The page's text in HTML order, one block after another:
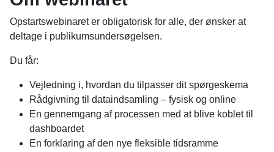
Opstartswebinaret er obligatorisk for alle, der ønsker at
deltage i publikumsundersøgelsen.
Du får:
Vejledning i, hvordan du tilpasser dit spørgeskema
Rådgivning til dataindsamling – fysisk og online
En gennemgang af processen med at blive koblet til
dashboardet
En forklaring af den nye fleksible tidsramme